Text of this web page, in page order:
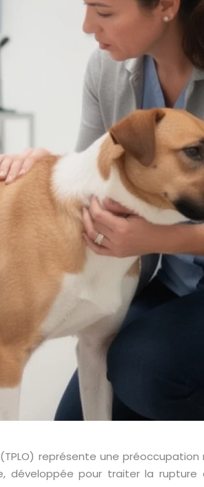
représente une préoccupation
pour traiter la rupture